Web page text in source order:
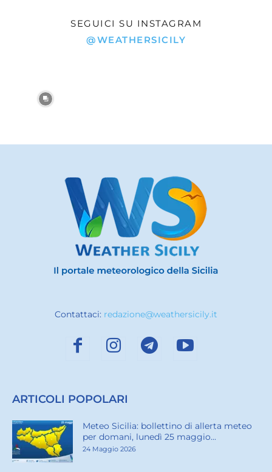
SEGUICI SU INSTAGRAM
@WEATHERSICILY
Contattaci: redazione@weathersicily.it
ARTICOLI POPOLARI
Meteo Sicilia: bollettino di allerta meteo
per domani, lunedì 25 maggio...
24 Maggio 2026